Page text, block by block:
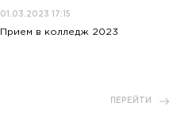
01.03.2023 17:15
Прием в колледж 2023
ПЕРЕЙТИ